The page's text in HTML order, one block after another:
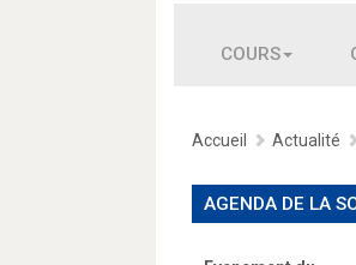
COURS
Accueil Actualité
AGENDA DE LA